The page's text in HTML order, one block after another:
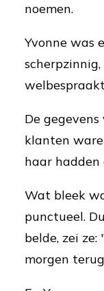
noemen.
Yvonne was
De
klanten
haar hadden
Wat bleek
punctueel.
belde, zei
morgen